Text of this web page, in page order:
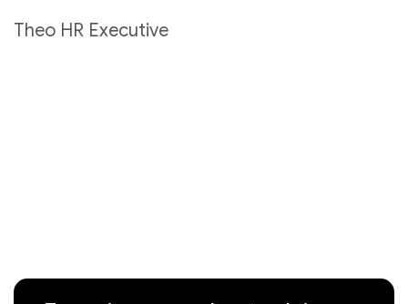
Theo HR Executive